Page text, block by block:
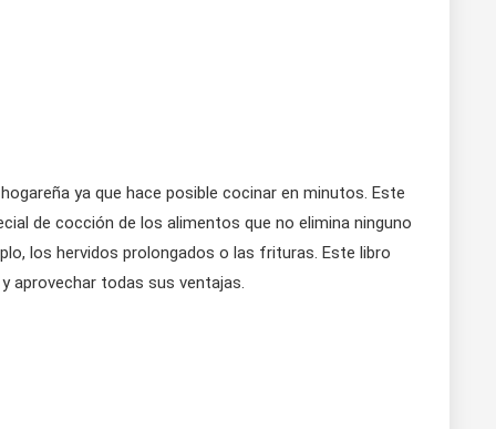
ya que hace posible cocinar en minutos. Este
de cocción de los alimentos que no elimina ninguno
los hervidos prolongados o las frituras. Este libro
aprovechar todas sus ventajas.